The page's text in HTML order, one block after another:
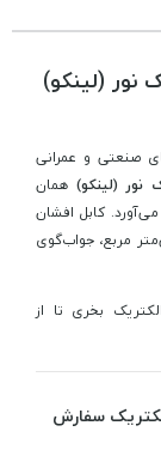
البرز الکتریک نور (لینکو)
صنعتی و عمرانی
همان
کابل افشان
۵۰ میلی‌متر مربع و رشته نول ۲۵ میلی‌متر مربع، جواب‌گوی
بخری تا از
را از آرنیک الکتریک سفارش